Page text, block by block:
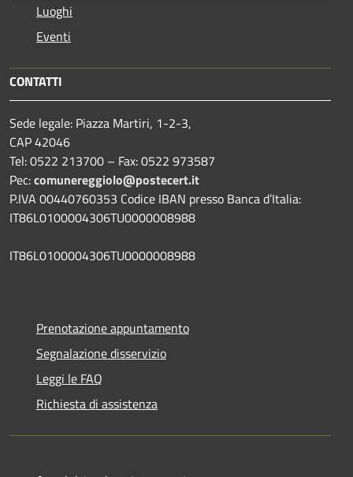
Luoghi
Eventi
CONTATTI
Sede legale: Piazza Martiri, 1-2-3,
CAP 42046
Tel: 0522 213700 – Fax: 0522 973587
Pec:comunereggiolo@postecert.it
P.IVA 00440760353 Codice IBAN presso Banca d’Italia:
IT86L0100004306TU0000008988
IT86L0100004306TU0000008988
Prenotazione appuntamento
Segnalazione disservizio
Leggi le FAQ
Richiesta di assistenza